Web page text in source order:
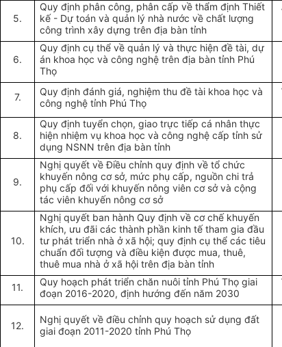
5.
Quy định phân công, phân cấp về thẩm định Thiết
kế - Dự toán và quản lý nhà nước về chất lượng
công trình xây dựng trên địa bàn tỉnh
6.
Quy định cụ thể về quản lý và thực hiện đề tài, dự
án khoa học và công nghệ trên địa bàn tỉnh Phú
Thọ
7.
Quy định đánh giá, nghiệm thu đề tài khoa học và
công nghệ tỉnh Phú Thọ
8.
Quy định tuyển chọn, giao trực tiếp cá nhân thực
hiện nhiệm vụ khoa học và công nghệ cấp tỉnh sử
dụng NSNN trên địa bàn tỉnh
9.
Nghị quyết về Điều chỉnh quy định về tổ chức
khuyến nông cơ sở, mức phụ cấp, nguồn chi trả
phụ cấp đối với khuyến nông viên cơ sở và cộng
tác viên khuyến nông cơ sở
10.
Nghị quyết ban hành Quy định về cơ chế khuyến
khích, ưu đãi các thành phần kinh tế tham gia đầu
tư phát triển nhà ở xã hội; quy định cụ thể các tiêu
chuẩn đối tượng và điều kiện được mua, thuê,
thuê mua nhà ở xã hội trên địa bàn tỉnh
11.
Quy hoạch phát triển chăn nuôi tỉnh Phú Thọ giai
đoạn 2016-2020, định hướng đến năm 2030
12.
Nghị quyết về điều chỉnh quy hoạch sử dụng đất
giai đoạn 2011-2020 tỉnh Phú Thọ